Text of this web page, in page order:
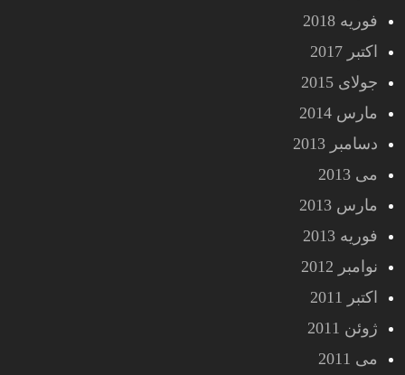
فوریه 2018
اکتبر 2017
جولای 2015
مارس 2014
دسامبر 2013
می 2013
مارس 2013
فوریه 2013
نوامبر 2012
اکتبر 2011
ژوئن 2011
می 2011